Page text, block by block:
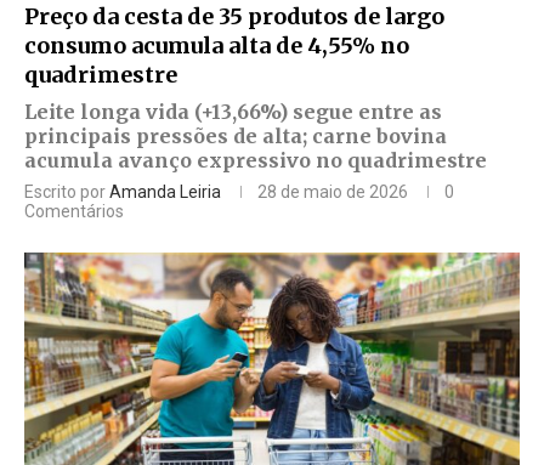
Preço da cesta de 35 produtos de largo
consumo acumula alta de 4,55% no
quadrimestre
Leite longa vida (+13,66%) segue entre as
principais pressões de alta; carne bovina
acumula avanço expressivo no quadrimestre
Escrito porAmanda Leiria 28 de maio de 2026
0
Comentários